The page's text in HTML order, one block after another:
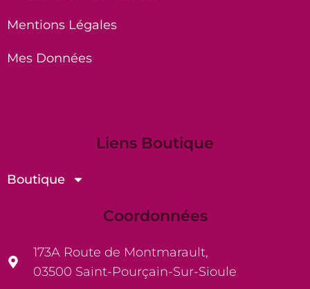
Mentions Légales
Mes Données
Liens Boutique
Boutique
Coordonnées
173A Route de Montmarault,
03500 Saint-Pourçain-Sur-Sioule